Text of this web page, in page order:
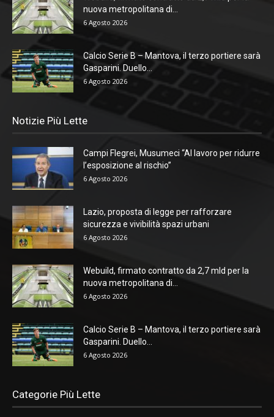
nuova metropolitana di...
6 Agosto 2026
Calcio Serie B – Mantova, il terzo portiere sarà
Gasparini. Duello...
6 Agosto 2026
Notizie Più Lette
Campi Flegrei, Musumeci “Al lavoro per ridurre
l’esposizione al rischio”
6 Agosto 2026
Lazio, proposta di legge per rafforzare
sicurezza e vivibilità spazi urbani
6 Agosto 2026
Webuild, firmato contratto da 2,7 mld per la
nuova metropolitana di...
6 Agosto 2026
Calcio Serie B – Mantova, il terzo portiere sarà
Gasparini. Duello...
6 Agosto 2026
Categorie Più Lette